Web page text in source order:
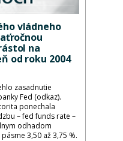
vládneho
na
od roku 2004
zasadnutie
Fed (odkaz).
ponechala
– fed funds rate –
odhadom
3,50 až 3,75 %.